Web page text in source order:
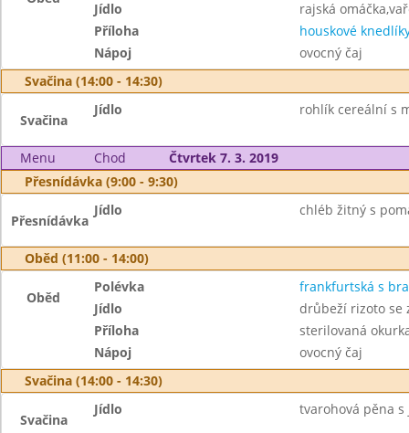
Jídlo
rajská
Příloha
houskové
Nápoj
ovocný čaj
Svačina (14:00 - 14:30)
Svačina
Jídlo rohlík cereální s
Menu Chod
Čtvrtek 7. 3. 2019
Přesnídávka (9:00 - 9:30)
Přesnídávka
Jídlo chléb žitný s
Oběd (11:00 - 14:00)
Oběd
Polévka
frankfurtská s
Jídlo
drůbeží rizoto se
Příloha
sterilovaná
Nápoj
ovocný čaj
Svačina (14:00 - 14:30)
Svačina
Jídlo tvarohová pěna